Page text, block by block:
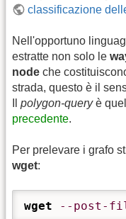
classificazione
Nell'opportuno
estratte non solo le
node che
strada, questo è il
polygon-queryè
precedente.
Per prelevare i grafo
wget:
wget --post-